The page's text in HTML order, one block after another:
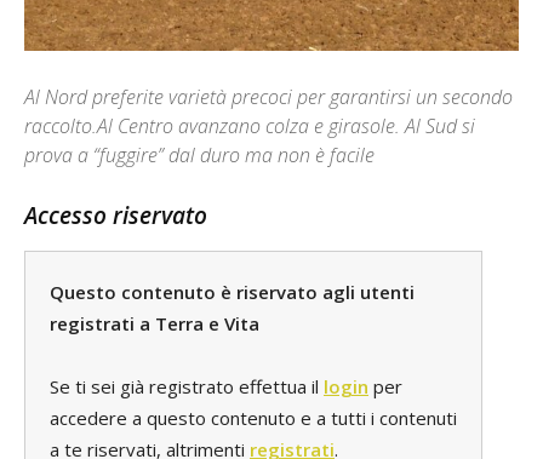
Al Nord preferite varietà precoci per garantirsi un secondo
raccolto.Al Centro avanzano colza e girasole. Al Sud si
prova a “fuggire” dal duro ma non è facile
Accesso riservato
Questo contenuto è riservato agli utenti
registrati a Terra e Vita
Se ti sei già registrato effettua il login per
accedere a questo contenuto e a tutti i contenuti
a te riservati, altrimenti registrati.